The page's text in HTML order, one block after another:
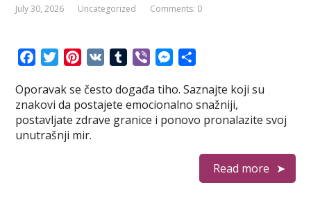
July 30, 2026 Uncategorized Comments: 0
c
e
b
o
T
i
t
t
e
n
t
e
r
m
b
l
b
e
r
M
s
s
e
a
r
e
Oporavak se često događa tiho. Saznajte koji su
znakovi da postajete emocionalno snažniji,
postavljate zdrave granice i ponovo pronalazite svoj
unutrašnji mir.
Read more